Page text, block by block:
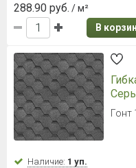
288.90 руб. / м²
В
Гонт
Наличие: 1 уп.